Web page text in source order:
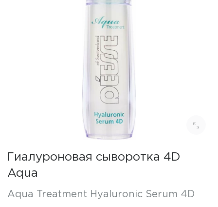
Гиалуроновая сыворотка 4D
Aqua
Aqua Treatment Hyaluronic Serum 4D